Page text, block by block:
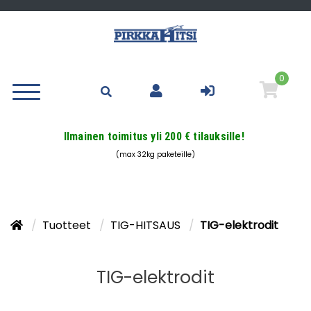
0
Ilmainen toimitus yli 200 € tilauksille!
(max 32kg paketeille)
Tuotteet TIG-HITSAUS TIG-elektrodit
TIG-elektrodit